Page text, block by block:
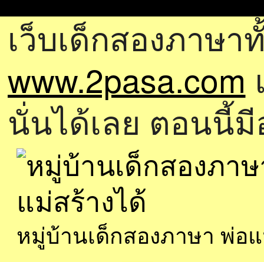
เว็บเด็กสองภาษ
www.2pasa.com
นั่นได้เลย ตอนนี้มี
หมู่บ้านเด็กสองภาษา พ่อ